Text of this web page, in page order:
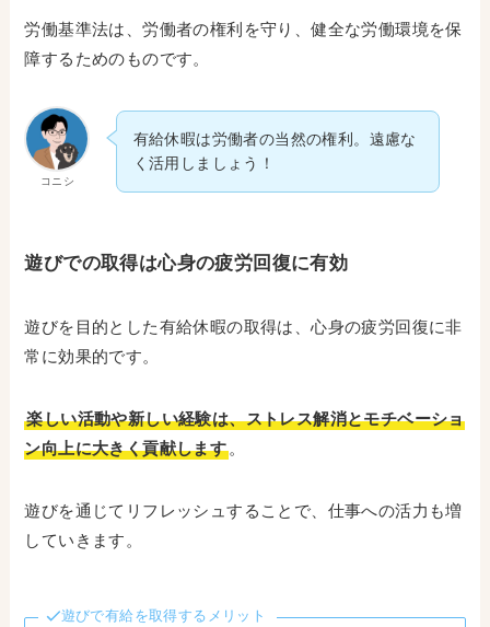
労働基準法は、労働者の権利を守り、健全な労働環境を保
障するためのものです。
コニシ
有給休暇は労働者の当然の権利。遠慮な
く活用しましょう！
遊びでの取得は心身の疲労回復に有効
遊びを目的とした有給休暇の取得は、心身の疲労回復に非
常に効果的です。
楽しい活動や新しい経験は、ストレス解消とモチベーショ
ン向上に大きく貢献します 。
遊びを通じてリフレッシュすることで、仕事への活力も増
していきます。
遊びで有給を取得するメリット